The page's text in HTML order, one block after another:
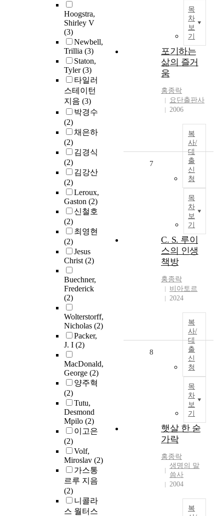
Hoogstra,
Shirley V
(3)
Newbell,
Trillia (3)
Staton,
Tyler(3)
타일러
스테이턴
지음 (3)
박경수
(2)
채은하
(2)
김경식
(2)
김강산
(2)
Leroux,
Gaston (2)
신철호
(2)
최영현
(2)
Jesus
Christ(2)
Buechner,
Frederick
(2)
Wolterstorff,
Nicholas (2)
Packer,
J. I (2)
MacDonald,
George (2)
양주혁
(2)
Tutu,
Desmond
Mpilo (2)
이고은
(2)
Volf,
Miroslav (2)
가스통
르루 지음
(2)
니콜라
스 월터스
목
차
보
기
포기하는
삶의 즐거
움
홍종락
요단출판사
2006
복
사/
대
출
신
청
목
차
보
기
7
C. S. 루이
스의 인생
책방
홍종락
비아토르
2024
복
사/
대
출
신
청
목
차
보
기
8
햇살 한 숟
가락
홍종락
생명의 말
씀사
2004
복